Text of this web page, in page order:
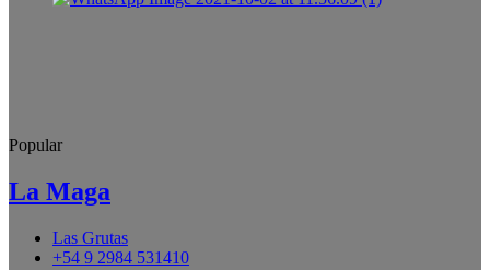
Popular
La Maga
Las Grutas
+54 9 2984 531410